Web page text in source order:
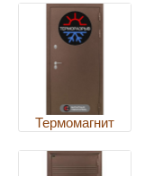
Термомагнит